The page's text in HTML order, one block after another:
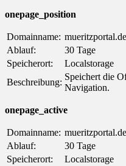
onepage_position
Domainname: mueritzportal.de
Ablauf:
30 Tage
Speicherort:
Localstorage
Beschreibung:
Speichert die
Navigation.
onepage_active
Domainname: mueritzportal.de
Ablauf:
30 Tage
Speicherort:
Localstorage